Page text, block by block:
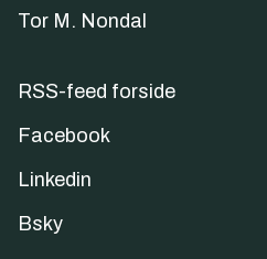
Tor M. Nondal
RSS-feed forside
Facebook
Linkedin
Bsky